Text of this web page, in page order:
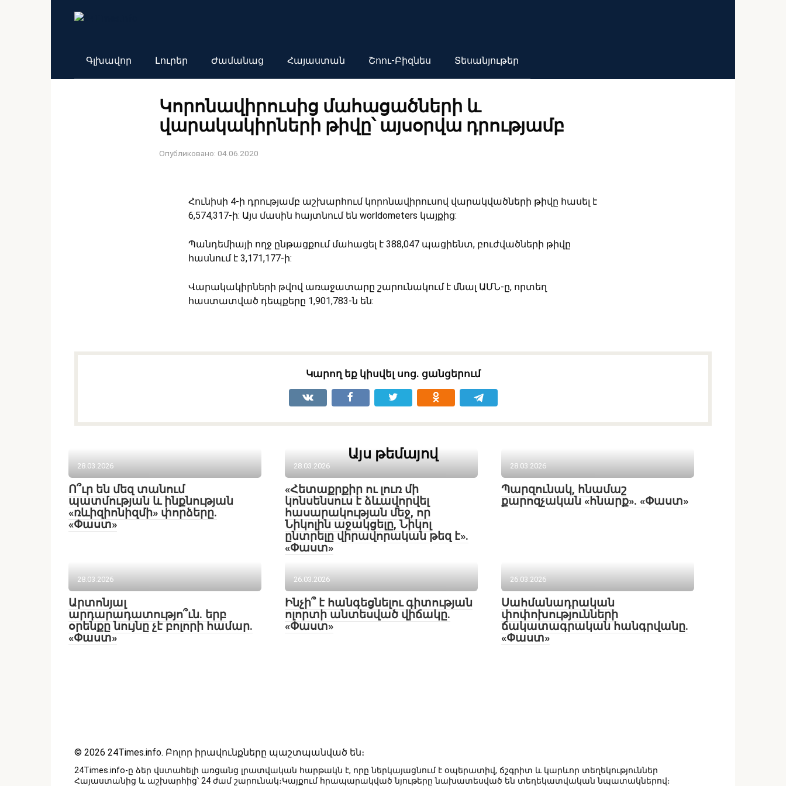
Գլխավոր Լուրեր Ժամանաց Հայաստան Շոու-Բիզնես Տեսանյութեր
Կորոնավիրուսից մահացածների և
վարակակիրների թիվը՝ այսօրվա դրությամբ
Опубликовано: 04.06.2020
Հունիսի 4-ի դրությամբ աշխարհում կորոնավիրուսով վարակվածների թիվը հասել է
6,574,317-ի: Այս մասին հայտնում են worldometers կայքից:
Պանդեմիայի ողջ ընթացքում մահացել է 388,047 պացիենտ, բուժվածների թիվը
հասնում է 3,171,177-ի:
Վարակակիրների թվով առաջատարը շարունակում է մնալ ԱՄՆ-ը, որտեղ
հաստատված դեպքերը 1,901,783-ն են:
Կարող եք կիսվել սոց․ ցանցերում
Այս թեմայով
28.03.2026
Ո՞ւր են մեզ տանում
պատմության և ինքնության
«ռևիզիոնիզմի» փորձերը.
«Փաստ»
28.03.2026
«Հետաքրքիր ու լուռ մի
կոնսենսուս է ձևավորվել
հասարակության մեջ, որ
Նիկոլին աջակցելը, Նիկոլ
ընտրելը վիրավորական թեզ է».
«Փաստ»
28.03.2026
Պարզունակ, հնամաշ
քարոզչական «հնարք». «Փաստ»
28.03.2026
Արտոնյալ
արդարադատությո՞ւն. երբ
օրենքը նույնը չէ բոլորի համար.
«Փաստ»
26.03.2026
Ինչի՞ է հանգեցնելու գիտության
ոլորտի անտեսված վիճակը.
«Փաստ»
26.03.2026
Սահմանադրական
փոփոխությունների
ճակատագրական հանգրվանը.
«Փաստ»
© 2026 24Times.info․ Բոլոր իրավունքները պաշտպանված են։
24Times.info-ը ձեր վստահելի առցանց լրատվական հարթակն է, որը ներկայացնում է օպերատիվ, ճշգրիտ և կարևոր տեղեկություններ
Հայաստանից և աշխարհից՝ 24 ժամ շարունակ։Կայքում հրապարակված նյութերը նախատեսված են տեղեկատվական նպատակներով։